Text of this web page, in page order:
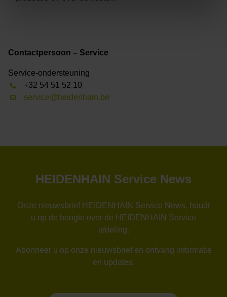
Contactpersoon – Service
Service-ondersteuning
+32 54 51 52 10
service@heidenhain.be
HEIDENHAIN Service News
Onze nieuwsbrief HEIDENHAIN Service News, houdt
u op de hoogte over de HEIDENHAIN Service
afdeling.
Abonneer u op onze nieuwsbrief en ontvang informatie
en updates.